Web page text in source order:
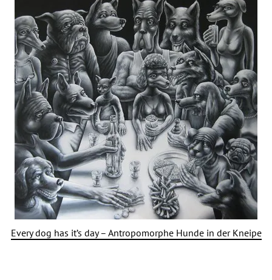
Every dog has it’s day – Antropomorphe Hunde in der Kneipe